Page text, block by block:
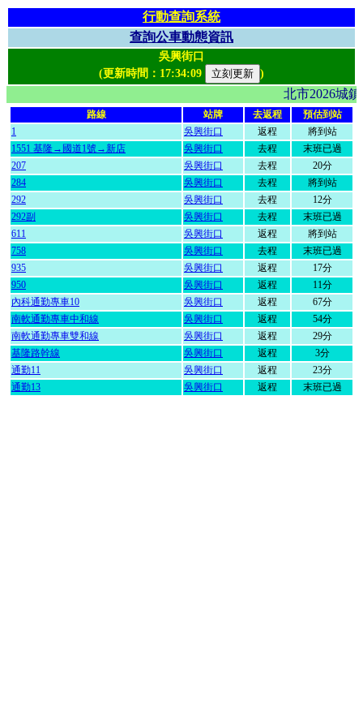
行動查詢系統
查詢公車動態資訊
吳興街口
(更新時間： 17:34:09 )
北市2026
路線 站牌 去返程
預估到站
1
吳興街口 返程
將到站
1551 基隆→國道1號→新店
吳興街口 去程
末班已過
207
吳興街口 去程
20分
284
吳興街口 去程
將到站
292
吳興街口 去程
12分
292副
吳興街口 去程
末班已過
611
吳興街口 返程
將到站
758
吳興街口 去程
末班已過
935
吳興街口 返程
17分
950
吳興街口 返程
11分
內科通勤專車10
吳興街口 返程
67分
南軟通勤專車中和線
吳興街口 返程
54分
南軟通勤專車雙和線
吳興街口 返程
29分
基隆路幹線
吳興街口 返程
3分
通勤11
吳興街口 返程
23分
通勤13
吳興街口 返程 末班已過